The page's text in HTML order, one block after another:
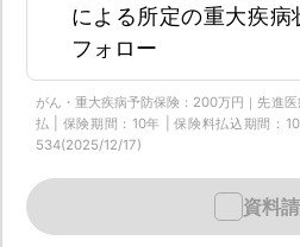
による所定の重大疾病
フォロー
がん・重大疾病予防保険：200万円｜先進
払 | 保険期間：10年 | 保険料払込期間：
534(2025/12/17)
資料